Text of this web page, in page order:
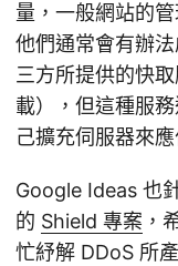
量，一般網站的
他們通常會有辦
三方所提供的快
載），但這種服
己擴充伺服器來
Google Ideas 也
的 Shield 專案 ，
忙紓解 DDoS 所